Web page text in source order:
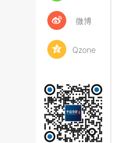
微博
Qzone